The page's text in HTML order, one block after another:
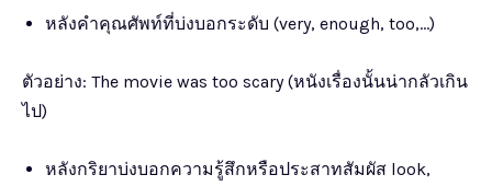
หลังคำคุณศัพท์ที่บ่งบอกระดับ (very, enough, too,…)
ตัวอย่าง: The movie was too scary (หนังเรื่องนั้นน่ากลัวเกิน
ไป)
หลังกริยาบ่งบอกความรู้สึกหรือประสาทสัมผัส look,